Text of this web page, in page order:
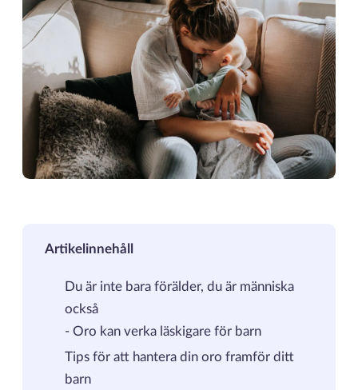
Artikelinnehåll
Du är inte bara förälder, du är människa
också
- Oro kan verka läskigare för barn
Tips för att hantera din oro framför ditt
barn